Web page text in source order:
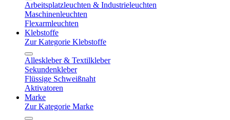
Arbeitsplatzleuchten & Industrieleuchten
Maschinenleuchten
Flexarmleuchten
Klebstoffe
Zur Kategorie Klebstoffe
Alleskleber & Textilkleber
Sekundenkleber
Flüssige Schweißnaht
Aktivatoren
Marke
Zur Kategorie Marke